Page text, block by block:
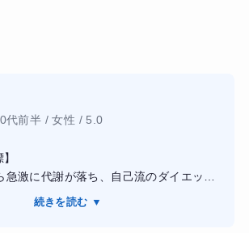
代前半 / 女性 / 5.0
激に代謝が落ち、自己流のダイエット
らなくなりました。健康診断でも運動不
続きを読む ▼